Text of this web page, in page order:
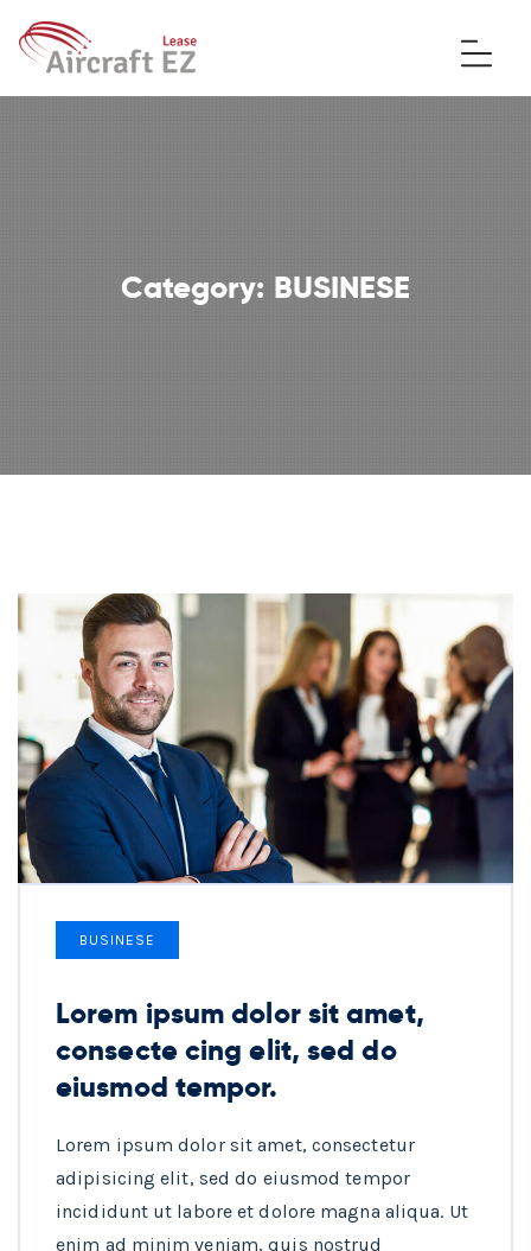
Category: BUSINESE
BUSINESE
Lorem ipsum dolor sit amet,
consecte cing elit, sed do
eiusmod tempor.
Lorem ipsum dolor sit amet, consectetur
adipisicing elit, sed do eiusmod tempor
incididunt ut labore et dolore magna aliqua. Ut
enim ad minim veniam, quis nostrud